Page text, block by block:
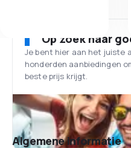
Op zoek naar
Je bent hier aan het juiste
honderden aanbiedingen
beste prijs krijgt.
Algemene informatie